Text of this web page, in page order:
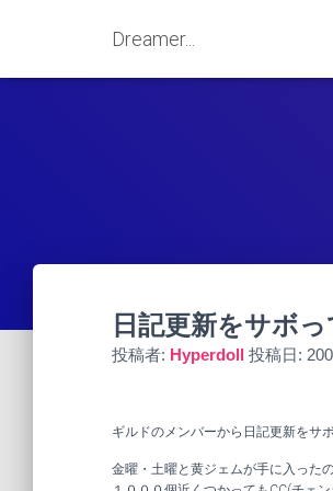
Dreamer...
日記更新をサボっ
投稿者: Hyperdoll 投稿日:
ギルドのメンバーから日記更新をサ
金曜・土曜と黄ジェムが手に入った